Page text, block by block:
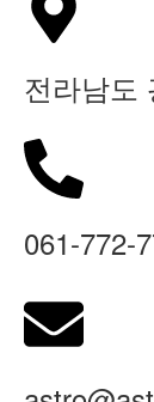
전라남도
061-772-